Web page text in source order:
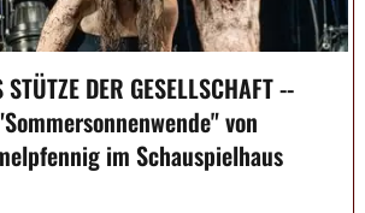
DER GESELLSCHAFT --
von
im Schauspielhaus